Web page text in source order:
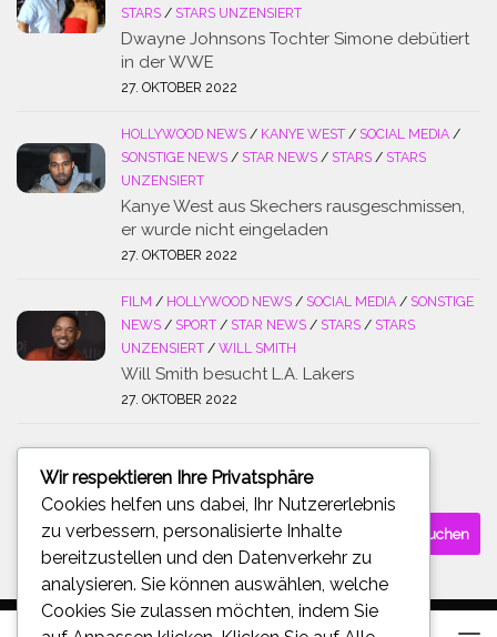
STARS / STARS UNZENSIERT
Dwayne Johnsons Tochter Simone debütiert
in der WWE
27. OKTOBER 2022
HOLLYWOOD NEWS / KANYE WEST / SOCIAL MEDIA /
SONSTIGE NEWS / STAR NEWS / STARS / STARS
UNZENSIERT
Kanye West aus Skechers rausgeschmissen,
er wurde nicht eingeladen
27. OKTOBER 2022
FILM / HOLLYWOOD NEWS / SOCIAL MEDIA / SONSTIGE
NEWS / SPORT / STAR NEWS / STARS / STARS
UNZENSIERT / WILL SMITH
Will Smith besucht L.A. Lakers
27. OKTOBER 2022
Suchen
nach:
Wir respektieren Ihre Privatsphäre
Cookies helfen uns dabei, Ihr Nutzererlebnis
zu verbessern, personalisierte Inhalte
bereitzustellen und den Datenverkehr zu
analysieren. Sie können auswählen, welche
Cookies Sie zulassen möchten, indem Sie